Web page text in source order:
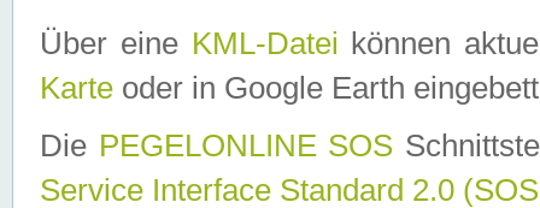
Über eine KML-Datei können
Karte oder in Google Earth
Die PEGELONLINE SOS
Service Interface Standard 2.0